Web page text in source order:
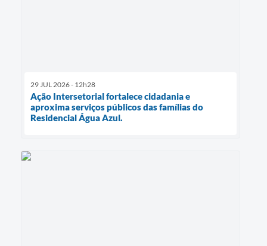
29 JUL 2026 - 12h28
Ação Intersetorial fortalece cidadania e
aproxima serviços públicos das famílias do
Residencial Água Azul.